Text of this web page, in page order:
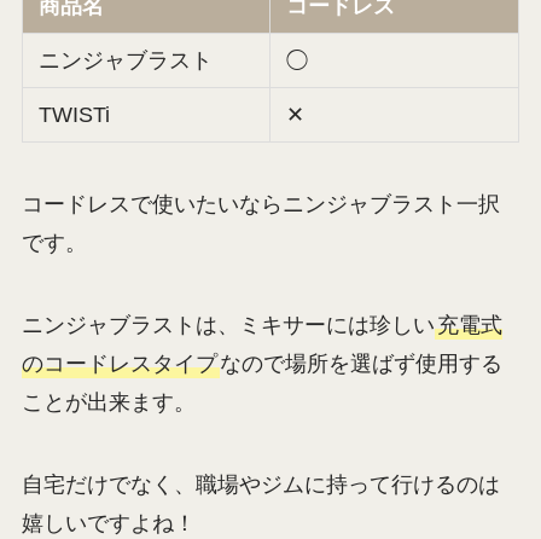
商品名 コードレス
ニンジャブラスト ◯
TWISTi ✕
コードレスで使いたいならニンジャブラスト一択
です。
ニンジャブラストは、ミキサーには珍しい充電式
のコードレスタイプなので場所を選ばず使用する
ことが出来ます。
自宅だけでなく、職場やジムに持って行けるのは
嬉しいですよね！